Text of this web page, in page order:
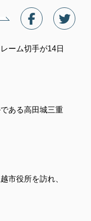
ーム切手が14日
ある高田城三重
市役所を訪れ、